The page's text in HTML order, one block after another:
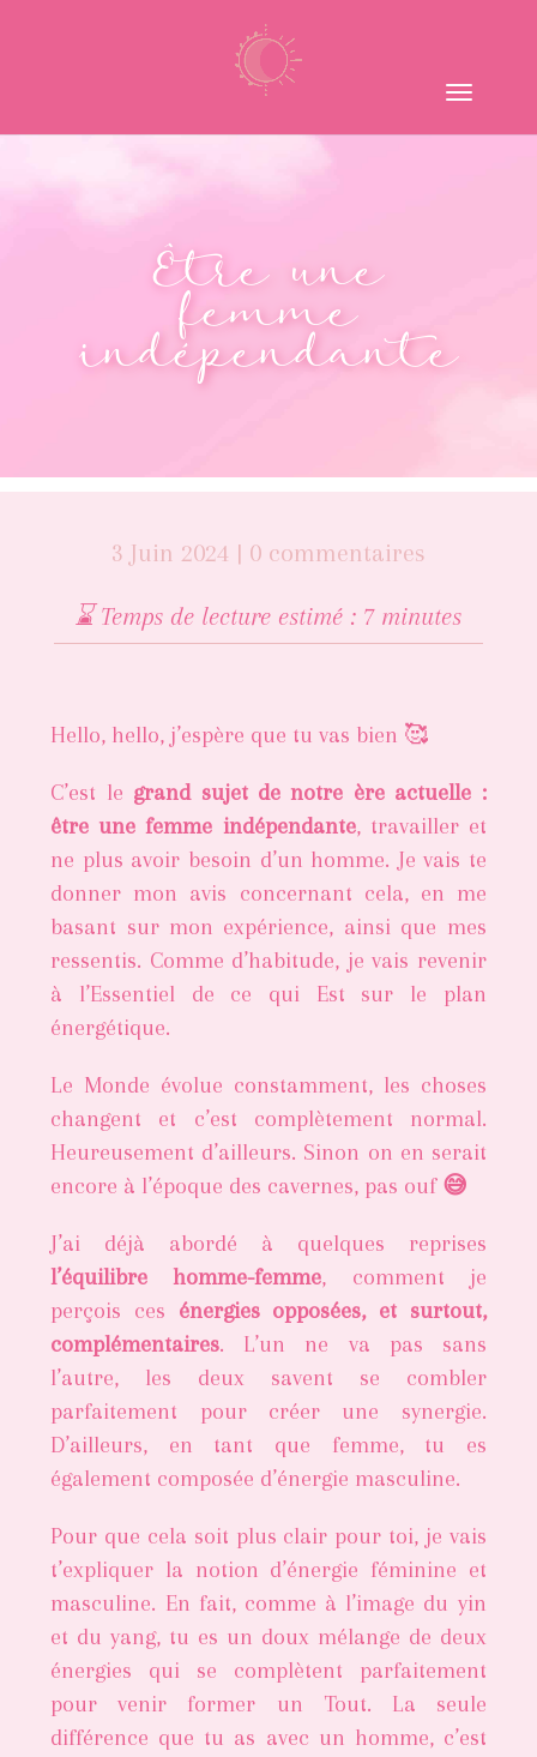
Être une
femme
indépendante
3 Juin 2024 | 0 commentaires
⌛️ Temps de lecture estimé : 7 minutes
Hello, hello, j’espère que tu vas bien 🥰
C’est le grand sujet de notre ère actuelle :
être une femme indépendante, travailler et
ne plus avoir besoin d’un homme. Je vais te
donner mon avis concernant cela, en me
basant sur mon expérience, ainsi que mes
ressentis. Comme d’habitude, je vais revenir
à l’Essentiel de ce qui Est sur le plan
énergétique.
Le Monde évolue constamment, les choses
changent et c’est complètement normal.
Heureusement d’ailleurs. Sinon on en serait
encore à l’époque des cavernes, pas ouf 😅
J’ai déjà abordé à quelques reprises
l’équilibre homme-femme, comment je
perçois ces énergies opposées, et surtout,
complémentaires. L’un ne va pas sans
l’autre, les deux savent se combler
parfaitement pour créer une synergie.
D’ailleurs, en tant que femme, tu es
également composée d’énergie masculine.
Pour que cela soit plus clair pour toi, je vais
t’expliquer la notion d’énergie féminine et
masculine. En fait, comme à l’image du yin
et du yang, tu es un doux mélange de deux
énergies qui se complètent parfaitement
pour venir former un Tout. La seule
différence que tu as avec un homme, c’est